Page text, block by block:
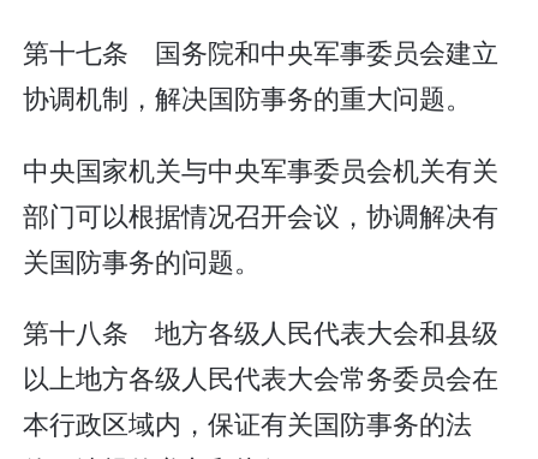
第十七条 国务院和中央军事委员会建立
协调机制，解决国防事务的重大问题。
中央国家机关与中央军事委员会机关有关
部门可以根据情况召开会议，协调解决有
关国防事务的问题。
第十八条 地方各级人民代表大会和县级
以上地方各级人民代表大会常务委员会在
本行政区域内，保证有关国防事务的法